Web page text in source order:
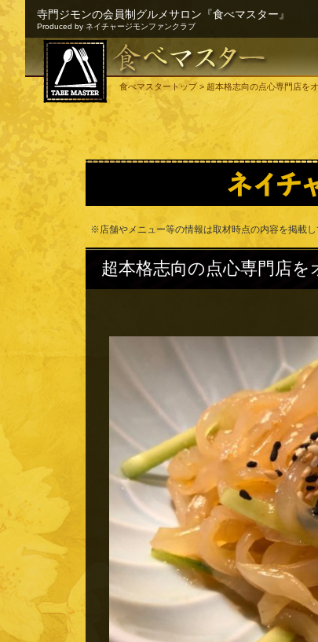
寺門ジモンの会員制グルメサロン『食べマスター』
Produced by ネイチャージモンファンクラブ
食べマスタートップ> 超本格志向の点心専門店を
※店舗やメニュー等の情報は取材時点の内容を掲載
超本格志向の点心専門店